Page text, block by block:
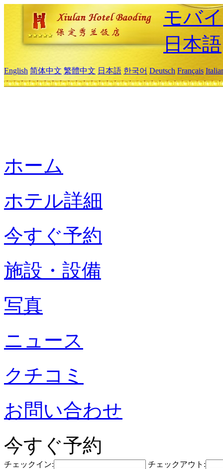
モバ
日本語
English 简体中文 繁體中文 日本語 한국어 Deutsch Français
ホーム
ホテル詳細
今すぐ予約
施設・設備
写真
ニュース
クチコミ
お問い合わせ
今すぐ予約
チェックイン: チェックアウト: